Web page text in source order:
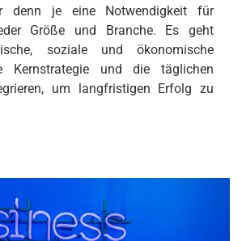
denn je eine Notwendigkeit für
Größe und Branche. Es geht
soziale und ökonomische
Kernstrategie und die täglichen
um langfristigen Erfolg zu